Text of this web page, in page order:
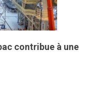
contribue à une